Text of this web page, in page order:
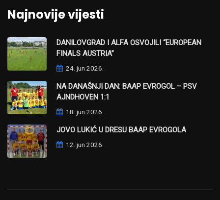
Najnovije vijesti
DANILOVGRAD I ALFA OSVOJILI “EUROPEAN
FINALS AUSTRIA”
24. jun 2026.
NA DANAŠNJI DAN: BAAP EVROGOL – PSV
AJNDHOVEN 1:1
18. jun 2026.
JOVO LUKIĆ U DRESU BAAP EVROGOLA
12. jun 2026.